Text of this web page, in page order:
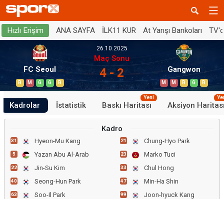
Hızlı Erişim ANA SAYFA İLK11 KUR At Yarışı Bankoları
FC Seoul
B M G G B
26.10.2025
Maç Sonu
4 - 2 Gangwon
M M B G B
Kadrolar İstatistik Baskı Haritası
Yeni
Aksiyon
Kadro
31 Hyeon-Mu Kang
5 Yazan Abu Al-Arab
22 Jin-Su Kim
40 Seong-Hun Park
63 Soo-Il Park
21 Chung-Hyo Park
23 Marko Tuci
33 Chul Hong
47 Min-Ha Shin
99 Joon-hyuck Kang